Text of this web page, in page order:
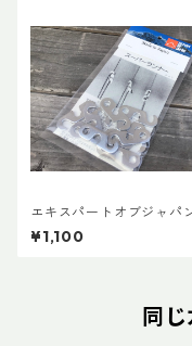
エキスパートオブジャパ
スーパーランナー10個入り
¥1,100
同